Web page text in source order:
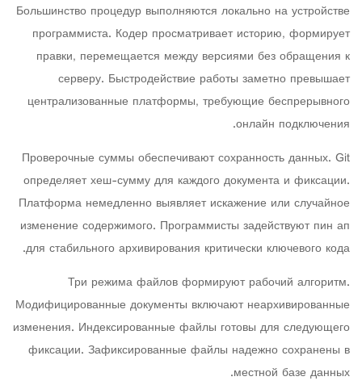
Большинство процедур выполняются локально на устройстве
программиста. Кодер просматривает историю, формирует
правки, перемещается между версиями без обращения к
серверу. Быстродействие работы заметно превышает
централизованные платформы, требующие беспрерывного
онлайн подключения.
Проверочные суммы обеспечивают сохранность данных. Git
определяет хеш-сумму для каждого документа и фиксации.
Платформа немедленно выявляет искажение или случайное
изменение содержимого. Программисты задействуют пин ап
для стабильного архивирования критически ключевого кода.
Три режима файлов формируют рабочий алгоритм.
Модифицированные документы включают неархивированные
изменения. Индексированные файлы готовы для следующего
фиксации. Зафиксированные файлы надежно сохранены в
местной базе данных.